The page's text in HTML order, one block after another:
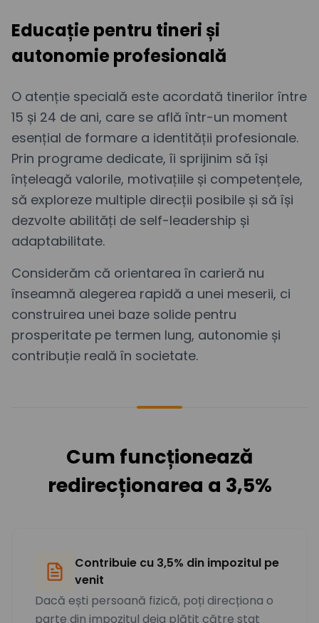
Educație pentru tineri și
autonomie profesională
O atenție specială este acordată tinerilor între
15 și 24 de ani, care se află într-un moment
esențial de formare a identității profesionale.
Prin programe dedicate, îi sprijinim să își
înțeleagă valorile, motivațiile și competențele,
să exploreze multiple direcții posibile și să își
dezvolte abilități de self-leadership și
adaptabilitate.
Considerăm că orientarea în carieră nu
înseamnă alegerea rapidă a unei meserii, ci
construirea unei baze solide pentru
prosperitate pe termen lung, autonomie și
contribuție reală în societate.
Cum funcționează
redirecționarea a 3,5%
Contribuie cu 3,5% din impozitul pe
venit
Dacă ești persoană fizică, poți direcționa o
parte din impozitul deja plătit către stat